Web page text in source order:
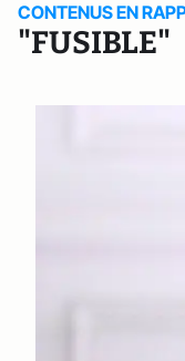
CONTENUS EN
"FUSIBLE"